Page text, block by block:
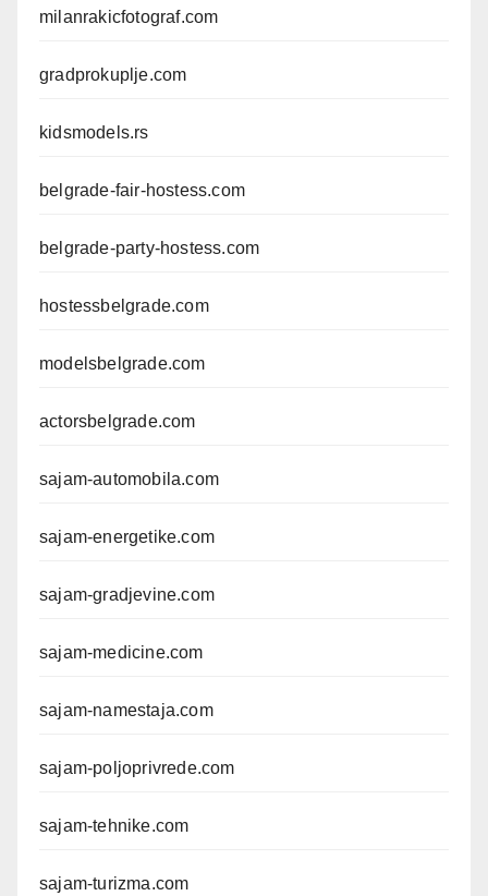
milanrakicfotograf.com
gradprokuplje.com
kidsmodels.rs
belgrade-fair-hostess.com
belgrade-party-hostess.com
hostessbelgrade.com
modelsbelgrade.com
actorsbelgrade.com
sajam-automobila.com
sajam-energetike.com
sajam-gradjevine.com
sajam-medicine.com
sajam-namestaja.com
sajam-poljoprivrede.com
sajam-tehnike.com
sajam-turizma.com